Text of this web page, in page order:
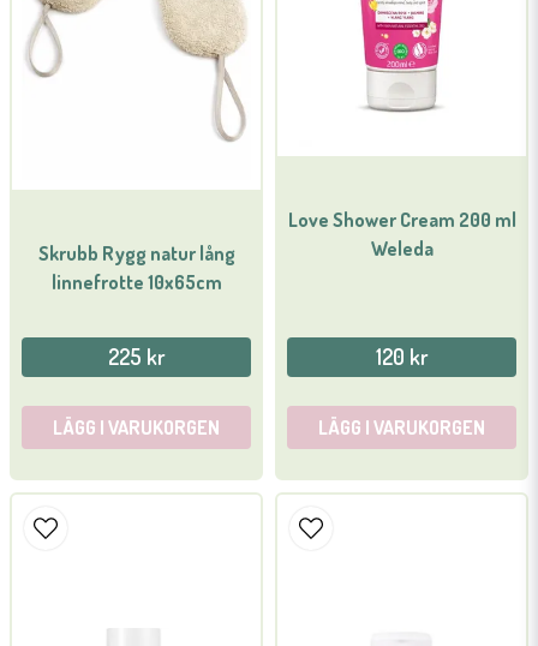
Ja, ni får publicera min fråga
Skrubb Rygg natur lång
linnefrotte 10x65cm
225 kr
LÄGG I VARUKORGEN
Love Shower Cream 200 ml
Weleda
120 kr
LÄGG I VARUKORGEN